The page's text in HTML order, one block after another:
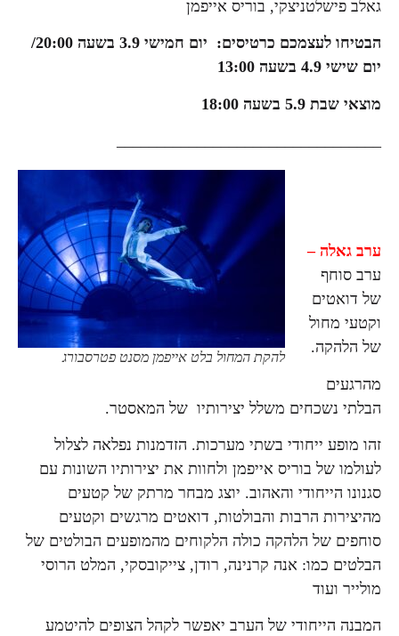
גאלב פישלטניצקי, בוריס אייפמן
הבטיחו לעצמכם כרטיסים: יום חמישי 3.9 בשעה 20:00/
יום שישי 4.9 בשעה 13:00
מוצאי שבת 5.9 בשעה 18:00
להקת המחול בלט אייפמן מסנט פטרסבורג
ערב גאלה –
ערב סוחף
של דואטים
וקטעי מחול
של הלהקה.
מהרגעים
הבלתי נשכחים משלל יצירותיו של המאסטר.
זהו מופע ייחודי בשתי מערכות. הזדמנות נפלאה לצלול
לעולמו של בוריס אייפמן ולחוות את יצירותיו השונות עם
סגנונו הייחודי והאהוב. יוצג מבחר מרתק של קטעים
מהיצירות הרבות והבולטות, דואטים מרגשים וקטעים
סוחפים של הלהקה כולה הלקוחים מהמופעים הבולטים של
הבלטים כמו: אנה קרנינה, רודן, צייקובסקי, המלט הרוסי
מולייר ועוד
המבנה הייחודי של הערב יאפשר לקהל הצופים להיטמע